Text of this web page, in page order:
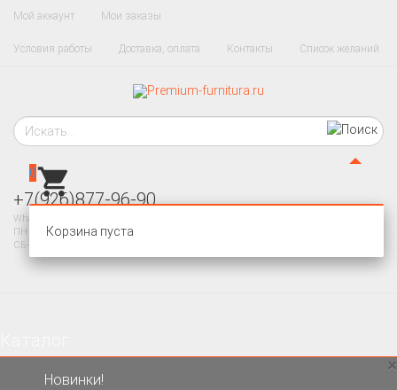
Мой аккаунт Мои заказы
Условия работы Доставка, оплата Контакты Список желаний
+7(926)877-96-90
WhatsApp, Telegram
ПН-ПТ 10-20
СБ-ВС - ВЫХОДНОЙ
0
Корзина пуста
×
Новинки!